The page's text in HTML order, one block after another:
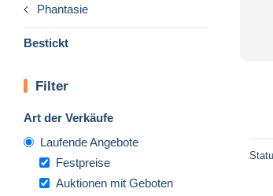
Phantasie
Bestickt
Filter
Art der Verkäufe
Laufende Angebote
Festpreise
Auktionen mit Geboten